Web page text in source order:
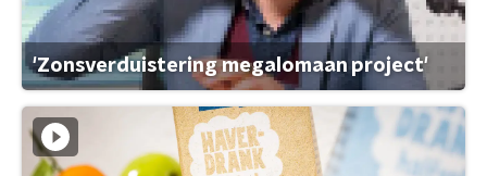
'Zonsverduistering megalomaan project'